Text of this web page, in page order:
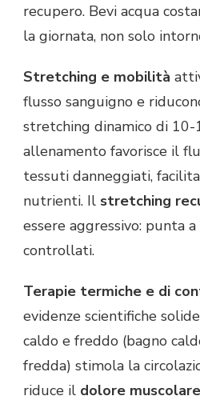
recupero. Bevi acqua
la giornata, non solo
Stretching e mobilità
flusso sanguigno e
stretching dinamico di
allenamento favorisce il
tessuti danneggiati,
nutrienti. Il stretching
essere aggressivo: punta
controllati.
Terapie termiche e di
evidenze scientifiche
caldo e freddo (bagno
fredda) stimola la
riduce il dolore muscolare